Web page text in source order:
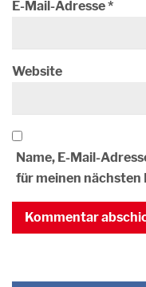
E-Mail-Adresse*
Website
Name, E-Mail-
für meinen